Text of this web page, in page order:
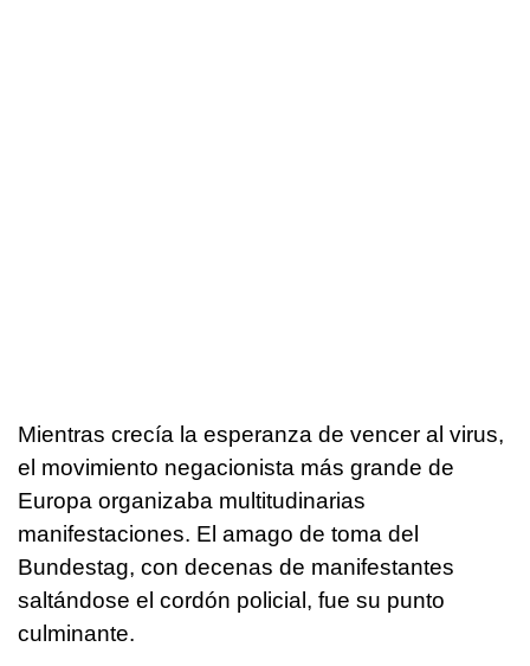
Mientras crecía la esperanza de vencer al virus,
el movimiento negacionista más grande de
Europa organizaba multitudinarias
manifestaciones. El amago de toma del
Bundestag, con decenas de manifestantes
saltándose el cordón policial, fue su punto
culminante.